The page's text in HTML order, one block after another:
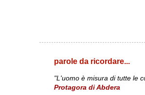
parole da ricordare...
"L'uomo è misura di tutte le
Protagora di Abdera